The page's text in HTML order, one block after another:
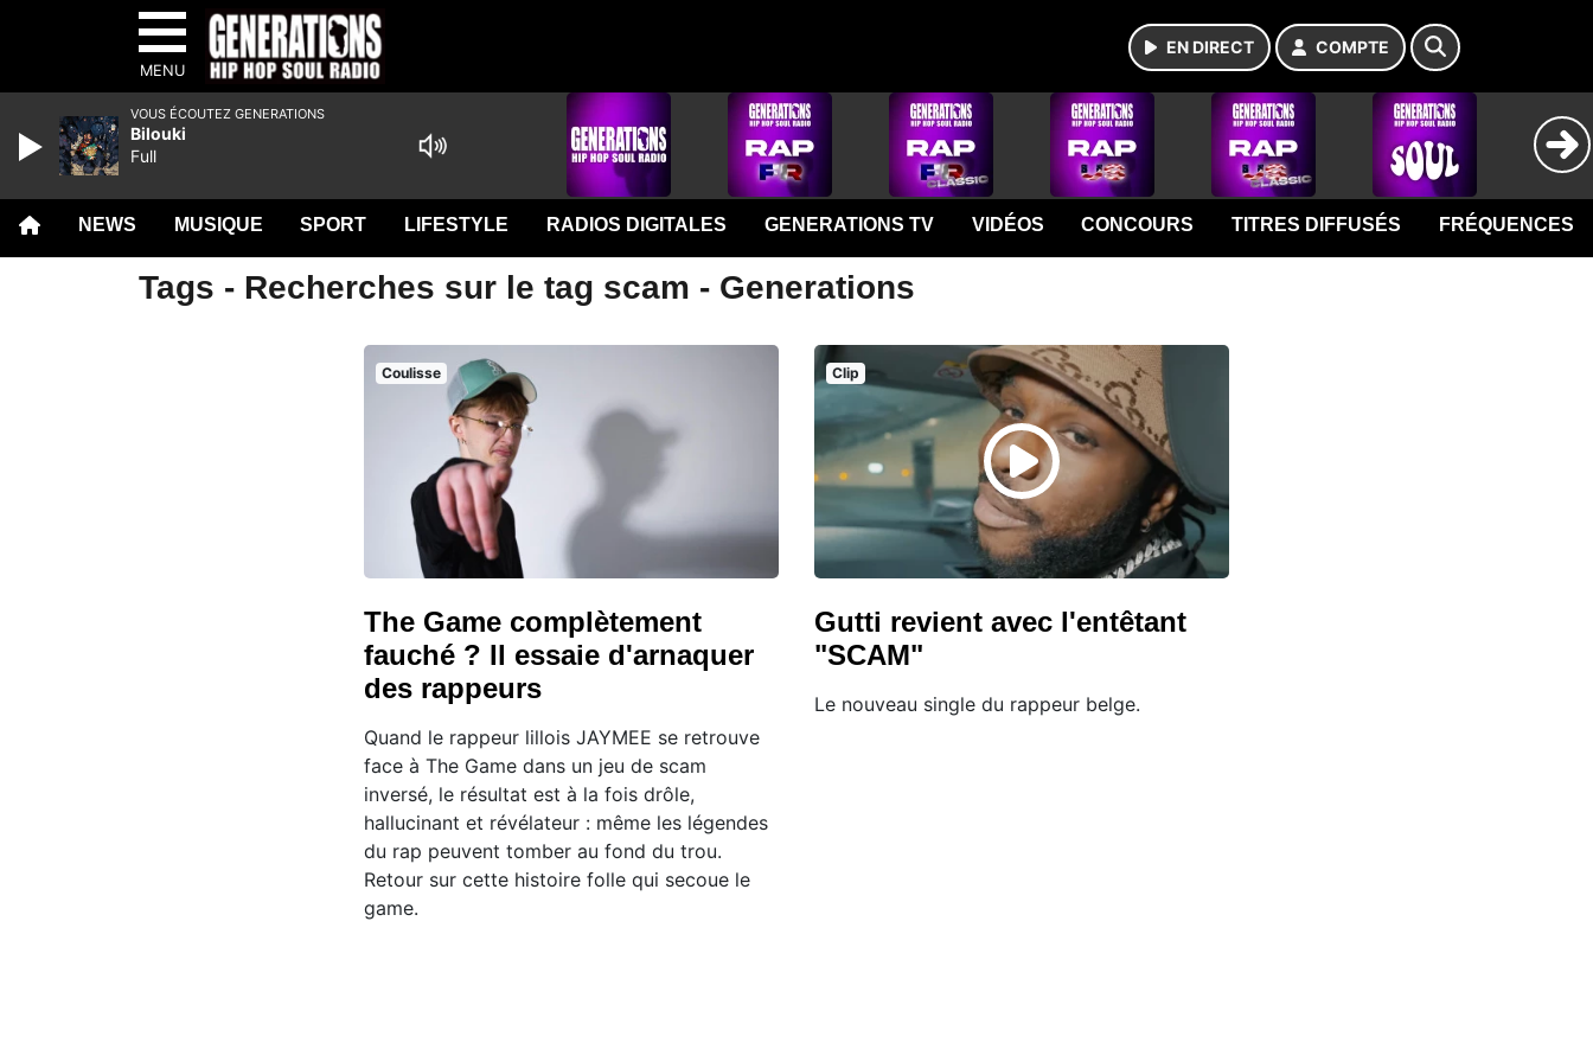
MENU
EN DIRECT COMPTE
NEWS MUSIQUE SPORT LIFESTYLE RADIOS DIGITALES GENERATIONS TV VIDÉOS CONCOURS TITRES DIFFUSÉS FRÉQUENCES
Tags - Recherches sur le tag scam - Generations
Coulisse
The Game complètement
fauché ? Il essaie d'arnaquer
des rappeurs
Quand le rappeur lillois JAYMEE se retrouve
face à The Game dans un jeu de scam
inversé, le résultat est à la fois drôle,
hallucinant et révélateur : même les légendes
du rap peuvent tomber au fond du trou.
Retour sur cette histoire folle qui secoue le
game.
Clip
Gutti revient avec l'entêtant
"SCAM"
Le nouveau single du rappeur belge.
VOUS ÉCOUTEZ GENERATIONS
Bilouki
Full